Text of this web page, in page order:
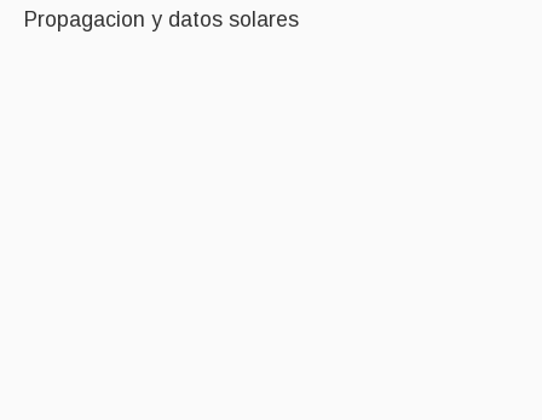
Propagacion y datos solares